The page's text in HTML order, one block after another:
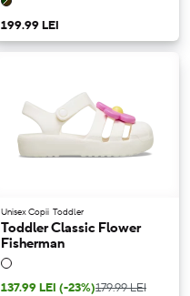
199.99 LEI
Unisex Copii Toddler
Toddler Classic Flower
Fisherman
137.99 LEI (-23%)179.99 LEI